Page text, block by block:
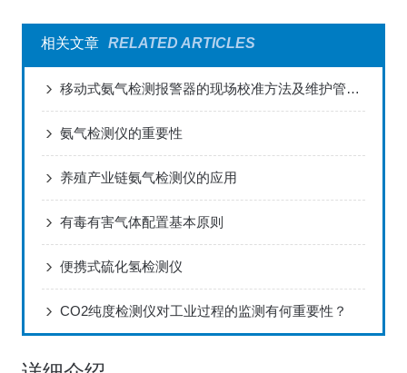
相关文章 RELATED ARTICLES
移动式氨气检测报警器的现场校准方法及维护管理研究
氨气检测仪的重要性
养殖产业链氨气检测仪的应用
有毒有害气体配置基本原则
便携式硫化氢检测仪
CO2纯度检测仪对工业过程的监测有何重要性？